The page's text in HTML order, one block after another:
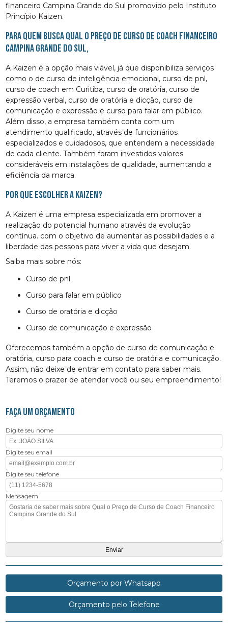
financeiro Campina Grande do Sul promovido pelo Instituto
Princípio Kaizen.
Para quem busca qual o preço de curso de coach financeiro
Campina Grande do Sul,
A Kaizen é a opção mais viável, já que disponibiliza serviços
como o de curso de inteligência emocional, curso de pnl,
curso de coach em Curitiba, curso de oratória, curso de
expressão verbal, curso de oratória e dicção, curso de
comunicação e expressão e curso para falar em público.
Além disso, a empresa também conta com um
atendimento qualificado, através de funcionários
especializados e cuidadosos, que entendem a necessidade
de cada cliente. Também foram investidos valores
consideráveis em instalações de qualidade, aumentando a
eficiência da marca.
Por que escolher a Kaizen?
A Kaizen é uma empresa especializada em promover a
realização do potencial humano através da evolução
contínua. com o objetivo de aumentar as possibilidades e a
liberdade das pessoas para viver a vida que desejam.
Saiba mais sobre nós:
curso de pnl
curso para falar em público
curso de oratória e dicção
curso de comunicação e expressão
Oferecemos também a opção de curso de comunicação e
oratória, curso para coach e curso de oratória e comunicação.
Assim, não deixe de entrar em contato para saber mais.
Teremos o prazer de atender você ou seu empreendimento!
FAÇA UM ORÇAMENTO
Digite seu nome
Digite seu email
Digite seu telefone
Mensagem
Orçamento por Whatsapp
Orçamento pelo Telefone